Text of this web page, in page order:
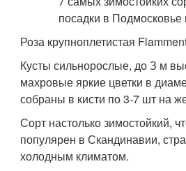
Роза крупноплетистая
Кусты сильнорослые, до З м
махровые яркие цветки в
собраны в кисти по 3-7 шт на
Сорт настолько зимостойкий,
популярен в Скандинавии,
холодным климатом.